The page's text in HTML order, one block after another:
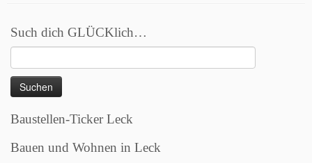
Such dich GLÜCKlich…
nach:
Baustellen-Ticker Leck
Bauen und Wohnen in Leck